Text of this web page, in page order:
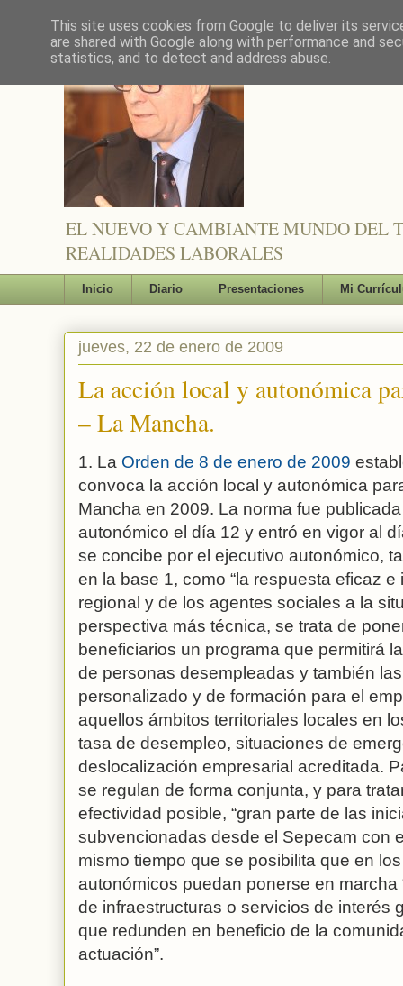
EL NUEVO Y CAMBIANTE MUNDO DEL
REALIDADES LABORALES
Inicio Diario Presentaciones Mi
jueves, 22 de enero de 2009
La acción local y autonómica
– La Mancha.
1. La Orden de 8 de enero de 2009
convoca la acción local y autonómica
Mancha en 2009. La norma fue
autonómico el día 12 y entró en vigor al
se concibe por el ejecutivo autonómico,
en la base 1, como “la respuesta eficaz
regional y de los agentes sociales a la
perspectiva más técnica, se trata de
beneficiarios un programa que permitirá
de personas desempleadas y también
personalizado y de formación para el
aquellos ámbitos territoriales locales en
tasa de desempleo, situaciones de
deslocalización empresarial acreditada.
se regulan de forma conjunta, y para
efectividad posible, “gran parte de las
subvencionadas desde el Sepecam con
mismo tiempo que se posibilita que en
autonómicos puedan ponerse en marcha
de infraestructuras o servicios de interés
que redunden en beneficio de la
actuación”.
This site uses cookies from Google to deliver its
are shared with Google along with performance and
statistics, and to detect and address abuse.